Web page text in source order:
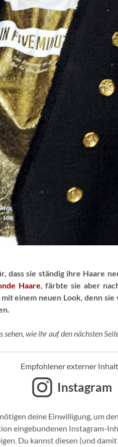
dass sie ständig ihre Haare
Haare, färbte sie aber
einem neuen Look, denn
sehen, wie ihr auf den nächsten
Empfohlener externer Inhalt
Instagram
deine Einwilligung, um
eingebundenen Instagram-
Du kannst diesen (und